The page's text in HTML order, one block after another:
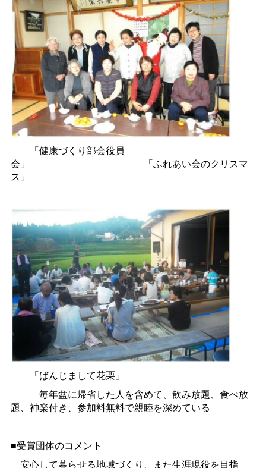
「健康づくり部会役員
会」
「ふれあい会のクリスマ
ス」
「ばんじまして花栗」
毎年盆に帰省した人を含めて、飲み放題、食べ放
題、神楽付き、参加料無料で親睦を深めている
■受賞団体のコメント
安心して暮らせる地域づくり、また生涯現役を目指